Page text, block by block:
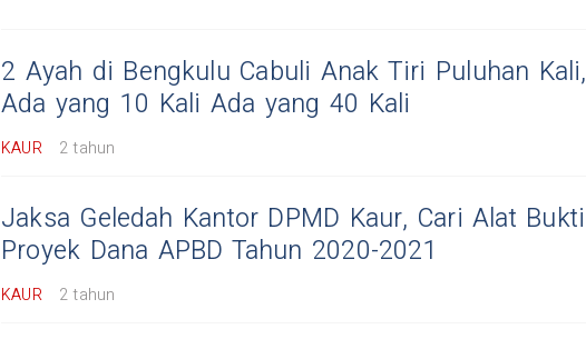
2 Ayah di Bengkulu Cabuli Anak Tiri Puluhan Kali,
Ada yang 10 Kali Ada yang 40 Kali
KAUR 2 tahun
Jaksa Geledah Kantor DPMD Kaur, Cari Alat Bukti
Proyek Dana APBD Tahun 2020-2021
KAUR 2 tahun